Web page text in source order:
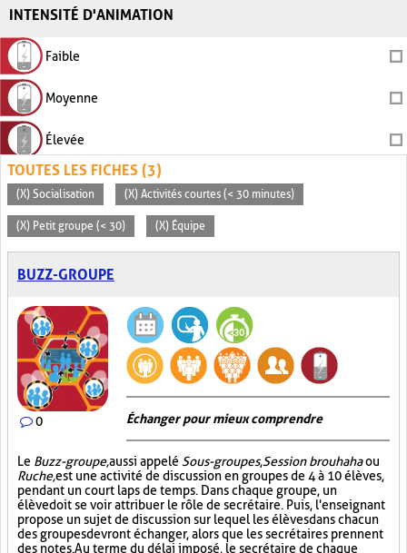
INTENSITÉ D'ANIMATION
Faible
Moyenne
Élevée
TOUTES LES FICHES (3)
(X) Socialisation (X) Activités courtes (< 30 minutes)
(X) Petit groupe (< 30) (X) Équipe
BUZZ-GROUPE
0 Échanger pour mieux comprendre
Le Buzz-groupe,aussi appelé Sous-groupes,Session brouhahaou
Ruche,est une activité de discussion en groupes de 4 à 10 élèves,
pendant un court laps de temps. Dans chaque groupe, un
élève doit se voir attribuer le rôle de secrétaire. Puis, l'enseignant
propose un sujet de discussion sur lequel les élèves dans chacun
des groupes devront échanger, alors que les secrétaires prennent
des notes. Au terme du délai imposé, le secrétaire de chaque